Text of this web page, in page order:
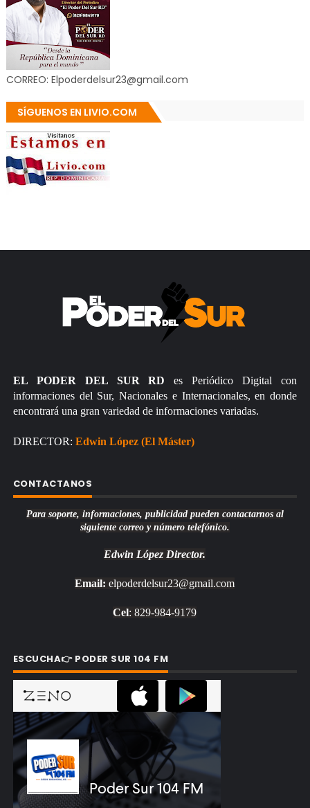
CORREO: Elpoderdelsur23@gmail.com
SÍGUENOS EN LIVIO.COM
EL PODER DEL SUR RD es Periódico Digital con
informaciones del Sur, Nacionales e Internacionales, en donde
encontrará una gran variedad de informaciones variadas.
DIRECTOR: Edwin López (El Máster)
CONTACTANOS
Para soporte, informaciones, publicidad pueden contactarnos al
siguiente correo y número telefónico.
Edwin López Director.
Email: elpoderdelsur23@gmail.com
Cel: 829-984-9179
ESCUCHA👉 PODER SUR 104 FM